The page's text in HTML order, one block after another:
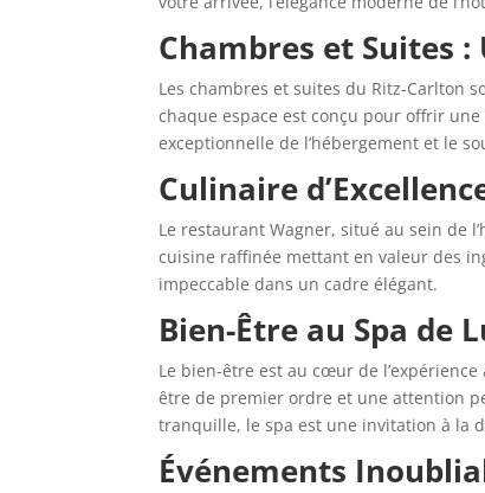
Chambres et Suites :
Les chambres et suites du Ritz-Carlton
chaque espace est conçu pour offrir
exceptionnelle de l’hébergement et le
Culinaire
Le restaurant Wagner, situé au sein de
cuisine raffinée mettant en valeur des
impeccable dans un cadre élégant.
Bien-Être au Spa de
Le bien-être est au cœur de
être de premier ordre et une attention
tranquille, le spa est une invitation à la
Événements